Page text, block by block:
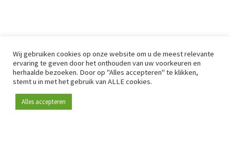
Wij gebruiken cookies op onze website om u de meest relevante
ervaring te geven door het onthouden van uw voorkeuren en
herhaalde bezoeken. Door op "Alles accepteren" te klikken,
stemt u in met het gebruik van ALLE cookies.
Alles accepteren